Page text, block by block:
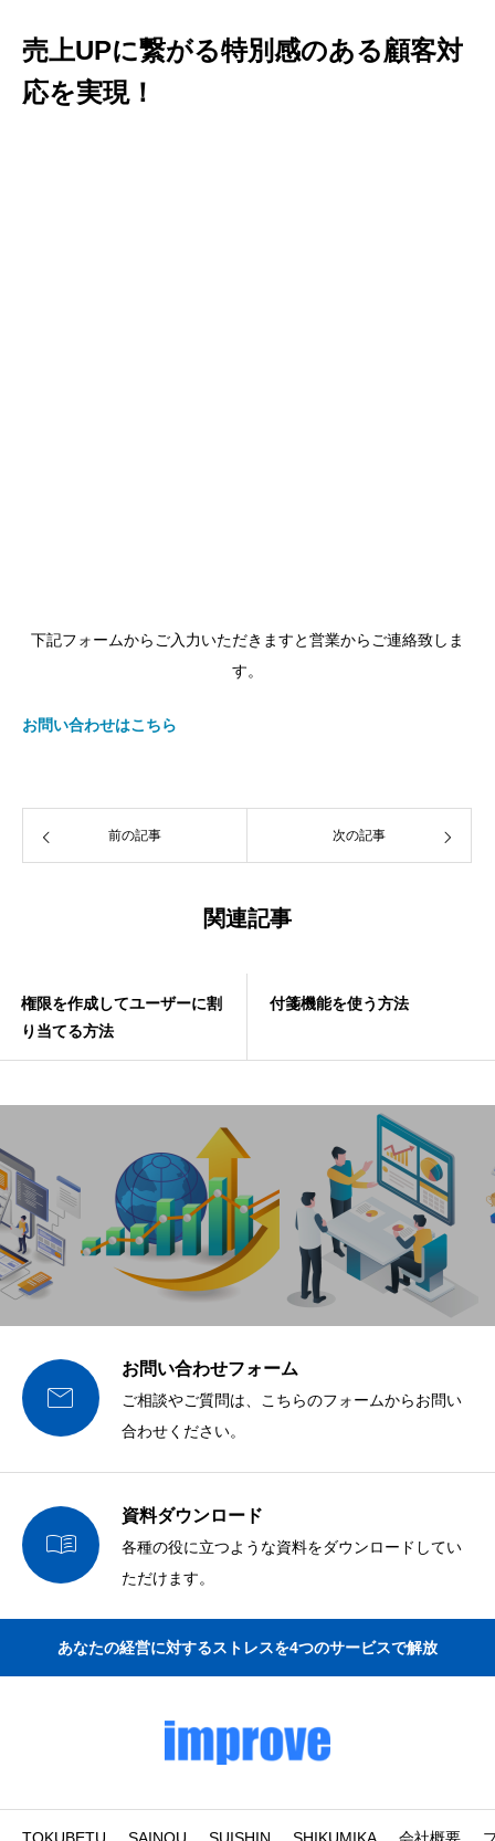
売上UPに繋がる特別感のある顧客対
応を実現！
下記フォームからご入力いただきますと営業からご連絡致しま
す。
お問い合わせはこちら
前の記事 次の記事
関連記事
権限を作成してユーザーに割
り当てる方法
付箋機能を使う方法

お問い合わせフォーム
ご相談やご質問は、こちらのフォームからお問い
合わせください。

資料ダウンロード
各種の役に立つような資料をダウンロードしてい
ただけます。
あなたの経営に対するストレスを4つのサービスで解放